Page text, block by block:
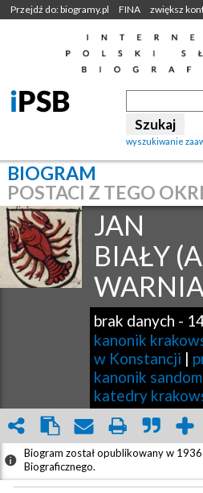
Przejdź do: biogramy.pl FINA zwiększ
wyszukiwanie
BIOGRAM
POSTACI Z TEGO
JAN
BIAŁY
WARNIA
brak danych -
kanonik
w Konstancji |
kanonik
katedry
Biogram został opublikowany w
Biograficznego.